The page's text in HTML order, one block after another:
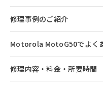
修理事例のご紹介
Motorola MotoG50でよく
修理内容・料金・所要時間